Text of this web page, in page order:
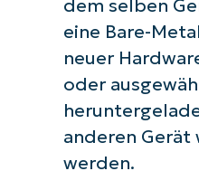
dem selben
eine Bare-
neuer
oder
anderen
werden.